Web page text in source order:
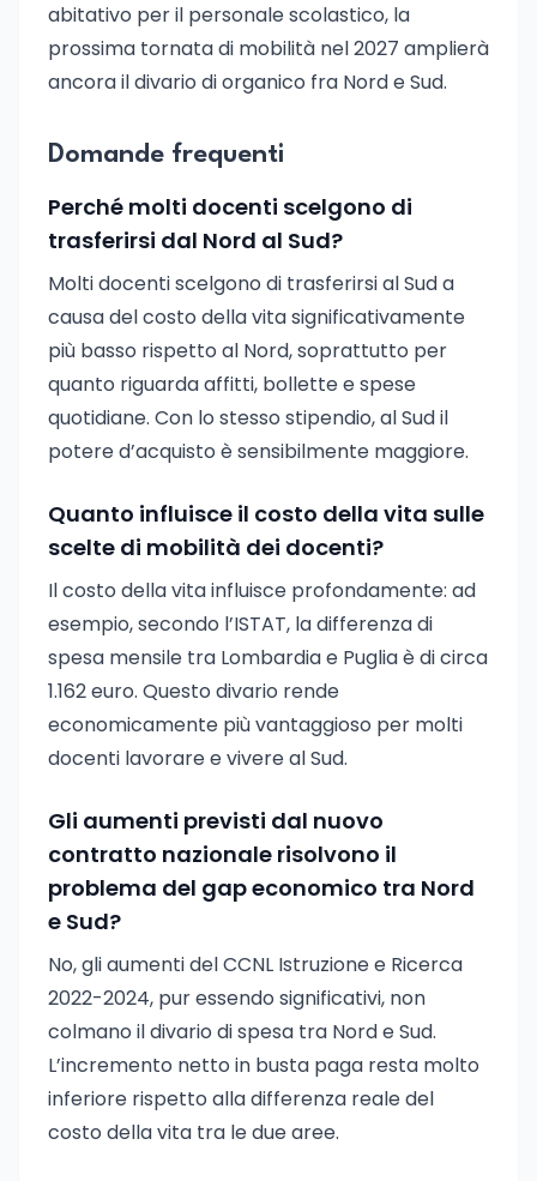
abitativo per il personale scolastico, la
prossima tornata di mobilità nel 2027 amplierà
ancora il divario di organico fra Nord e Sud.
Domande frequenti
Perché molti docenti scelgono di
trasferirsi dal Nord al Sud?
Molti docenti scelgono di trasferirsi al Sud a
causa del costo della vita significativamente
più basso rispetto al Nord, soprattutto per
quanto riguarda affitti, bollette e spese
quotidiane. Con lo stesso stipendio, al Sud il
potere d’acquisto è sensibilmente maggiore.
Quanto influisce il costo della vita sulle
scelte di mobilità dei docenti?
Il costo della vita influisce profondamente: ad
esempio, secondo l’ISTAT, la differenza di
spesa mensile tra Lombardia e Puglia è di circa
1.162 euro. Questo divario rende
economicamente più vantaggioso per molti
docenti lavorare e vivere al Sud.
Gli aumenti previsti dal nuovo
contratto nazionale risolvono il
problema del gap economico tra Nord
e Sud?
No, gli aumenti del CCNL Istruzione e Ricerca
2022-2024, pur essendo significativi, non
colmano il divario di spesa tra Nord e Sud.
L’incremento netto in busta paga resta molto
inferiore rispetto alla differenza reale del
costo della vita tra le due aree.